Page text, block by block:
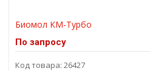
Биомол КМ-Турбо
По запросу
Код товара: 26427